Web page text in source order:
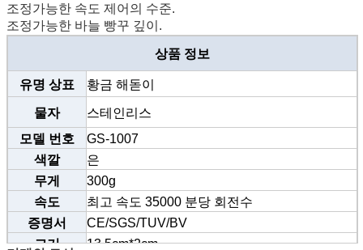
조정가능한 속도 제어의 수준.
조정가능한 바늘 빵꾸 깊이.
상품 정보
유명 상표 황금 해돋이
물자
스테인리스
모델 번호
GS-1007
색깔
은
무게
300g
속도
최고 속도 35000 분당 회전수
증명서
CE/SGS/TUV/BV
크기
13.5cm*2cm